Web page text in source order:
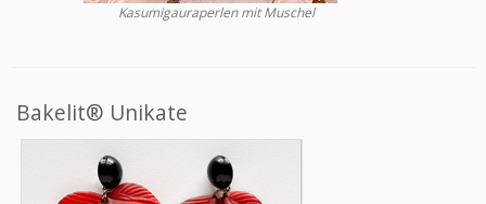
Kasumigauraperlen mit Muschel
Bakelit® Unikate